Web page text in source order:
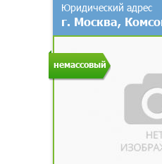
немассовый
Юридический адрес
г. Москва,